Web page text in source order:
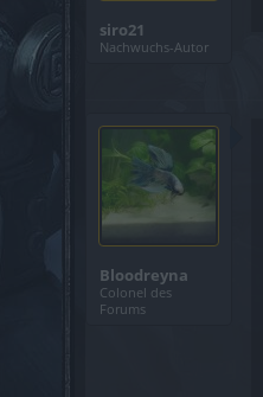
siro21
Nachwuchs-Autor
Bloodreyna
Colonel des
Forums